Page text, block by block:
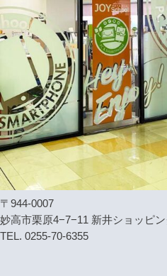
〒944-0007
妙高市栗原4−7−11 新井ショッピ
TEL. 0255-70-6355